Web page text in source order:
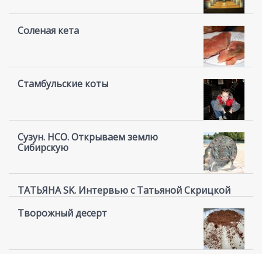
Соленая кета
Стамбульские коты
Сузун. НСО. Открываем землю
Сибирскую
ТАТЬЯНА SK. Интервью с Татьяной Скрицкой
Творожный десерт